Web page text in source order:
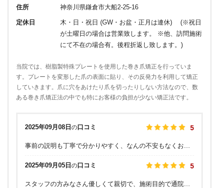
住所 神奈川県鎌倉市大船2-25-16
定休日
木・日・祝日 (GW・お盆・正月は連休) (※祝日
が土曜日の場合は営業致します。 ※他、訪問施術
にて不在の場合有。後程折返し致します。)
当院では、樹脂製特殊プレートを使用した巻き爪矯正を行っていま
す。プレートを変形した爪の表面に貼り、その反発力を利用して矯正
していきます。爪に穴をあけたり爪を切ったりしない方法なので、数
ある巻き爪矯正法の中でも特にお客様の負担が少ない矯正法です。
2025年09月08日 の口コミ 5
2025年09月05日 の口コミ 5